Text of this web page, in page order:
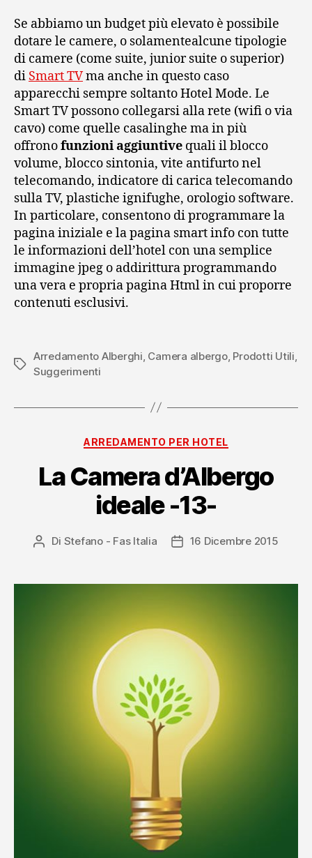
Se abbiamo un budget più elevato è possibile
dotare le camere, o solamentealcune tipologie
di camere (come suite, junior suite o superior)
di Smart TVma anche in questo caso
apparecchi sempre soltanto Hotel Mode. Le
Smart TV possono collegarsi alla rete (wifi o via
cavo) come quelle casalinghe ma in più
offronofunzioni aggiuntive quali il blocco
volume, blocco sintonia, vite antifurto nel
telecomando, indicatore di carica telecomando
sulla TV, plastiche ignifughe, orologio software.
In particolare, consentono di programmare la
pagina iniziale e la pagina smart info con tutte
le informazioni dell’hotel con una semplice
immagine jpeg o addirittura programmando
una vera e propria pagina Html in cui proporre
contenuti esclusivi.
Tag
Arredamento Alberghi Camera albergo, Prodotti Utili
Suggerimenti
Categorie
ARREDAMENTO PER HOTEL
La Camera d’Albergo
ideale -13-
Autore
Di Stefano - Fas Italia
Data16 Dicembre 2015